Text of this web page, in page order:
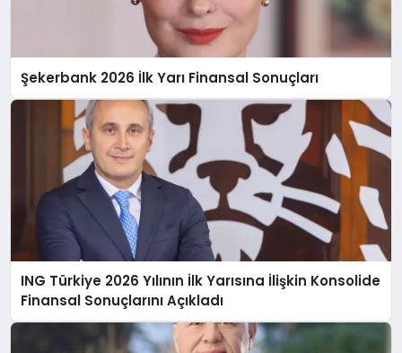
Şekerbank 2026 İlk Yarı Finansal Sonuçları
ING Türkiye 2026 Yılının İlk Yarısına İlişkin Konsolide
Finansal Sonuçlarını Açıkladı